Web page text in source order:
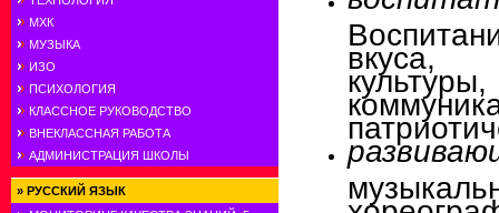
МХК
МУЗЫКА
ИЗО
ПСИХОЛОГИЯ
КЛАССНОЕ РУКОВОДСТВО
ВНЕКЛАССНАЯ РАБОТА
АДМИНИСТРАЦИЯ ШКОЛЫ
» РУССКИЙ ЯЗЫК
вкуса,
культуры,